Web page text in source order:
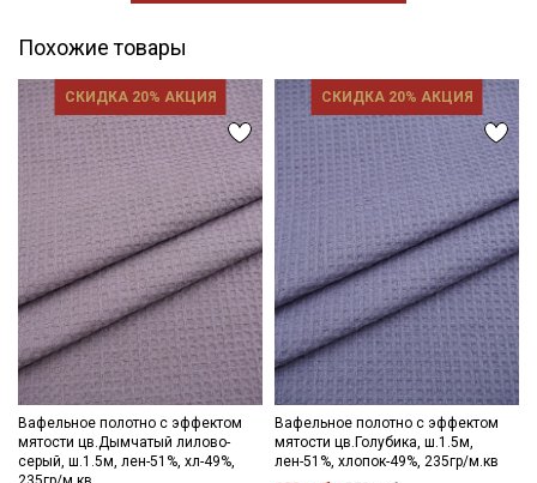
Похожие товары
СКИДКА 20% АКЦИЯ
Вафельное полотно с эффектом
мятости цв.Дымчатый лилово-
серый, ш.1.5м, лен-51%, хл-49%,
СКИДКА 20% АКЦИЯ
Вафельное полотно с эффектом
мятости цв.Голубика, ш.1.5м,
лен-51%, хлопок-49%, 235гр/м.кв